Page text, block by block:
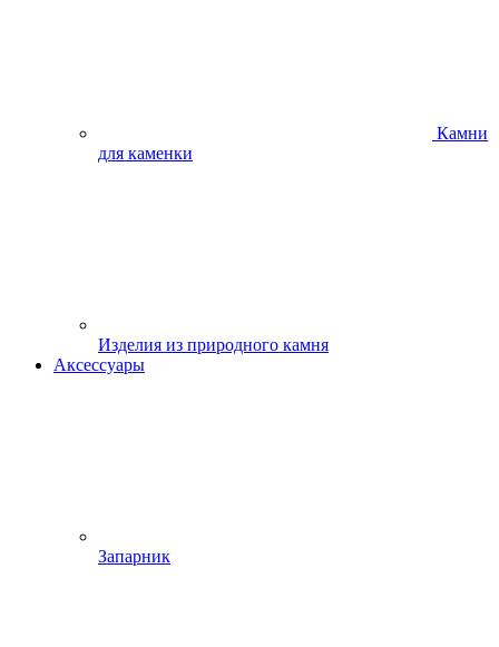
Камни
для каменки
Изделия из природного камня
Аксессуары
Запарник